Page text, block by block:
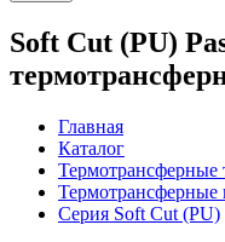
Soft Cut (PU)
Главная
Каталог
Термотрансферные
Термотрансферные
Серия Soft Cut (PU)